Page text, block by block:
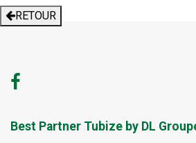
RETOUR
Best Partner Tubize by DL